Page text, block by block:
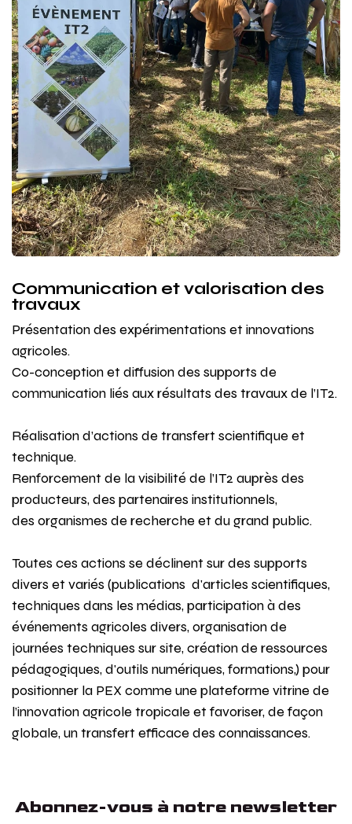
Communication et valorisation des
travaux
Présentation des expérimentations et innovations
agricoles.
Co-conception et diffusion des supports de
communication liés aux résultats des travaux de l’IT2.
Réalisation d’actions de transfert scientifique et
technique.
Renforcement de la visibilité de l’IT2 auprès des
producteurs, des partenaires institutionnels,
des organismes de recherche et du grand public.
Toutes ces actions se déclinent sur des supports
divers et variés (publications d'articles scientifiques,
techniques dans les médias, participation à des
événements agricoles divers, organisation de
journées techniques sur site, création de ressources
pédagogiques, d'outils numériques, formations,) pour
positionner la PEX comme une plateforme vitrine de
l’innovation agricole tropicale et favoriser, de façon
globale, un transfert efficace des connaissances.
Abonnez-vous à notre newsletter